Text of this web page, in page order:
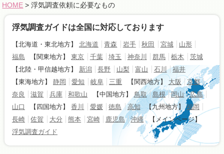
HOME > 浮気調査依頼に必要なもの
浮気調査ガイドは全国に対応しております
【北海道・東北地方】 北海道 青森 岩手 秋田 宮城
山形
福島
【関東地方】 東京 千葉 埼玉 神奈川 群馬 栃木
茨城
【北陸・甲信越地方】
新潟 長野 山梨 富山 石川
福井
【東海地方】
静岡 愛知 岐阜 三重 【関西地方】 大阪
京都
奈良
滋賀 兵庫 和歌山 【中国地方】 鳥取 島根 岡山
広島
山口
【四国地方】 香川 愛媛 徳島 高知 【九州地方】 福岡
長崎
佐賀 大分 熊本 宮崎 鹿児島 沖縄
【メインページ】
浮気調査ガイド